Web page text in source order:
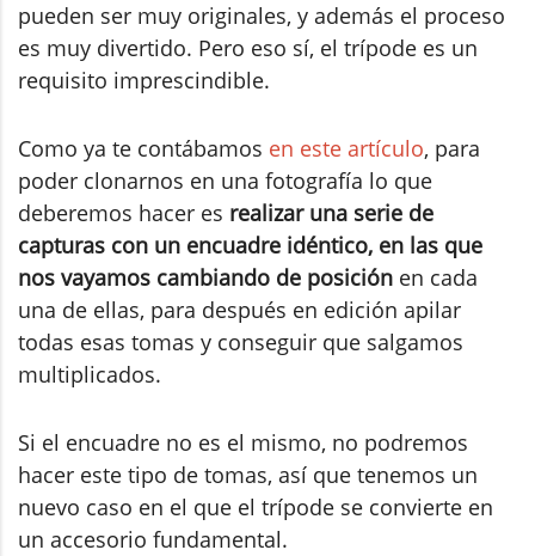
pueden ser muy originales, y además el proceso
es muy divertido. Pero eso sí, el trípode es un
requisito imprescindible.
Como ya te contábamos en este artículo, para
poder clonarnos en una fotografía lo que
deberemos hacer es realizar una serie de
capturas con un encuadre idéntico, en las que
nos vayamos cambiando de posición en cada
una de ellas, para después en edición apilar
todas esas tomas y conseguir que salgamos
multiplicados.
Si el encuadre no es el mismo, no podremos
hacer este tipo de tomas, así que tenemos un
nuevo caso en el que el trípode se convierte en
un accesorio fundamental.